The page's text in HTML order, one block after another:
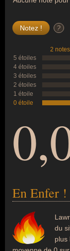
?
2 notes
5 étoiles
4 étoiles
3 étoiles
2 étoiles
1 étoile
0 étoile
En Enfer !
du
plus